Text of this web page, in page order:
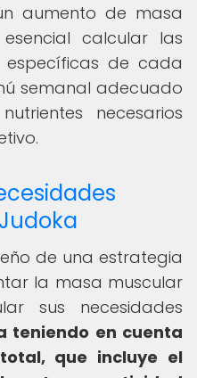
aumento de masa
calcular las
específicas de cada
semanal adecuado
necesarios
de una estrategia
la masa muscular
sus necesidades
teniendo en cuenta
que incluye el